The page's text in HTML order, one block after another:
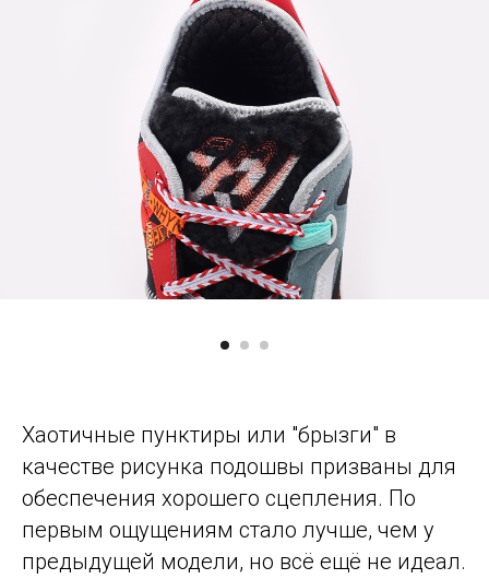
Хаотичные пунктиры или "брызги" в
качестве рисунка подошвы призваны для
обеспечения хорошего сцепления. По
первым ощущениям стало лучше, чем у
предыдущей модели, но всё ещё не идеал.